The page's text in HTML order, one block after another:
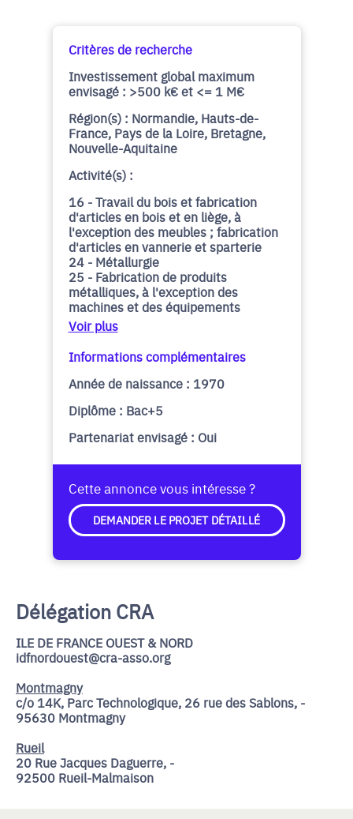
Critères de recherche
Investissement global maximum
envisagé : >500 k€ et <= 1 M€
Région(s) : Normandie, Hauts-de-
France, Pays de la Loire, Bretagne,
Nouvelle-Aquitaine
Activité(s) :
16 - Travail du bois et fabrication
d'articles en bois et en liège, à
l'exception des meubles ; fabrication
d'articles en vannerie et sparterie
24 - Métallurgie
25 - Fabrication de produits
métalliques, à l'exception des
machines et des équipements
Voir plus
Informations complémentaires
Année de naissance : 1970
Diplôme : Bac+5
Partenariat envisagé : Oui
Cette annonce vous intéresse ?
DEMANDER LE PROJET DÉTAILLÉ
Délégation CRA
ILE DE FRANCE OUEST & NORD
idfnordouest@cra-asso.org
Montmagny
c/o 14K, Parc Technologique, 26 rue des Sablons, -
95630 Montmagny
Rueil
20 Rue Jacques Daguerre, -
92500 Rueil-Malmaison